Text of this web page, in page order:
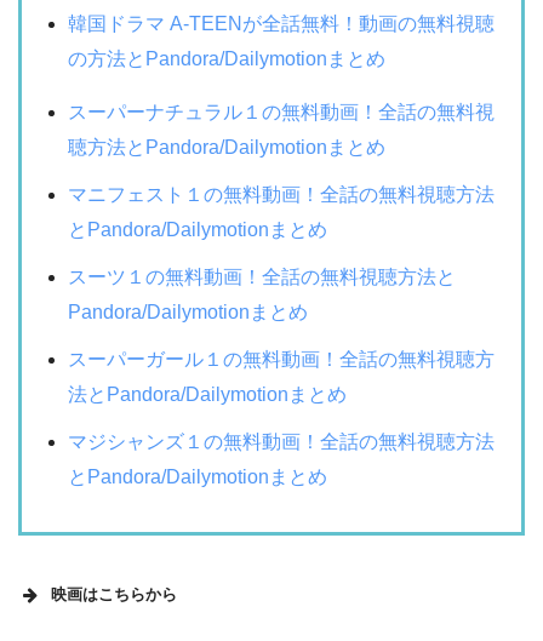
韓国ドラマ A-TEENが全話無料！動画の無料視聴
の方法とPandora/Dailymotionまとめ
スーパーナチュラル１の無料動画！全話の無料視
聴方法とPandora/Dailymotionまとめ
マニフェスト１の無料動画！全話の無料視聴方法
とPandora/Dailymotionまとめ
スーツ１の無料動画！全話の無料視聴方法と
Pandora/Dailymotionまとめ
スーパーガール１の無料動画！全話の無料視聴方
法とPandora/Dailymotionまとめ
マジシャンズ１の無料動画！全話の無料視聴方法
とPandora/Dailymotionまとめ
映画はこちらから